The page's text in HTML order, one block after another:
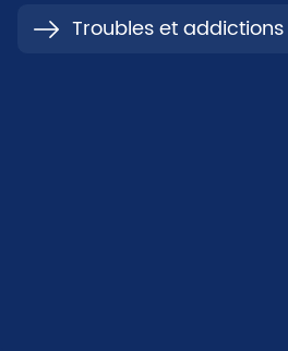
Troubles et addictions